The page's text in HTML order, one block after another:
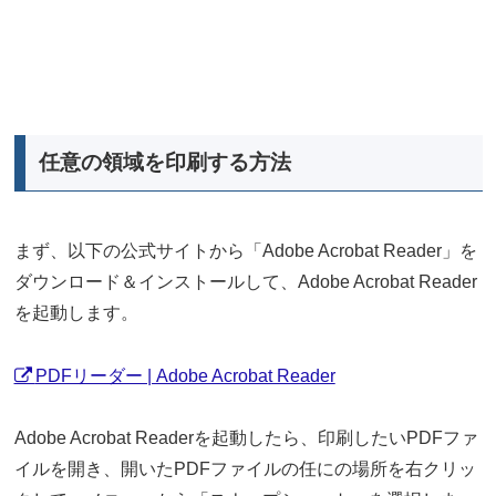
任意の領域を印刷する方法
まず、以下の公式サイトから「Adobe Acrobat Reader」を
ダウンロード＆インストールして、Adobe Acrobat Reader
を起動します。
PDFリーダー | Adobe Acrobat Reader
Adobe Acrobat Readerを起動したら、印刷したいPDFファ
イルを開き、開いたPDFファイルの任にの場所を右クリッ